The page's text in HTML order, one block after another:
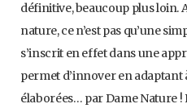
définitive, beaucoup plus loin.
nature, ce n’est pas qu’une
s’inscrit en effet dans une
permet d’innover en adaptant
élaborées… par Dame Nature